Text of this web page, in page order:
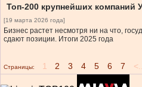
Топ-200 крупнейших компаний
[19 марта 2026 года]
Бизнес растет несмотря ни на что,
сдают позиции. Итоги 2025 года
Страницы: 1 2 3 4 5 6 7